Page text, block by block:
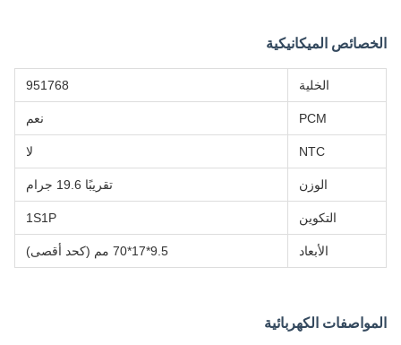
الخصائص الميكانيكية
الخلية 951768
PCM نعم
NTC لا
الوزن تقريبًا 19.6 جرام
التكوين 1S1P
الأبعاد 9.5*17*70 مم (كحد أقصى)
المواصفات الكهربائية